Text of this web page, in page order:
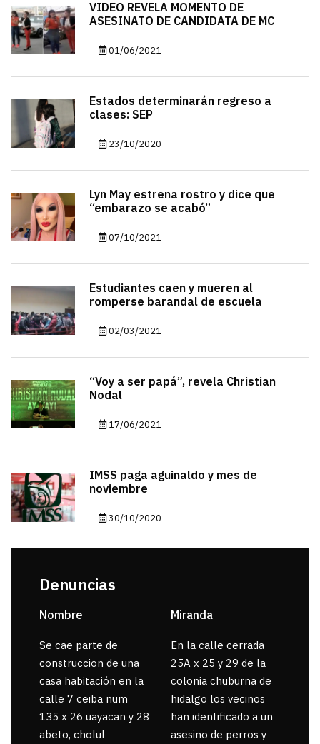
VIDEO REVELA MOMENTO DE
ASESINATO DE CANDIDATA DE MC
01/06/2021
Estados determinarán regreso a
clases: SEP
23/10/2020
Lyn May estrena rostro y dice que
“embarazo se acabó”
07/10/2021
Estudiantes caen y mueren al
romperse barandal de escuela
02/03/2021
“Voy a ser papá”, revela Christian
Nodal
17/06/2021
IMSS paga aguinaldo y mes de
noviembre
30/10/2020
Denuncias
Nombre
Se cae parte de
construccion de una
casa habitación en la
calle 7 ceiba num
135 x 26 uayacan y 28
abeto, cholul
Miranda
En la calle cerrada
25A x 25 y 29 de la
colonia chuburna de
hidalgo los vecinos
han identificado a un
asesino de perros y